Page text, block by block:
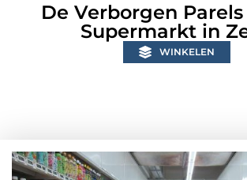
De Verborgen
Supermarkt in
WINKELEN